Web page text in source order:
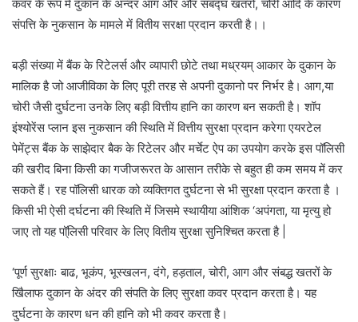
कवर के रूप मे दुकान के अन्दर आग और और संबद्घ खतरो, चोरी आदि के कारण
संपत्ति के नुकसान के मामले में वितीय सरक्षा प्रदान करती है।।
बड़ी संख्या में बैंक के रिटेलर्स और व्यापारी छोटे तथा मध्रयम् आकार के दुकान के
मालिक है जो आजीविका के लिए पूरी तरह से अपनी दुकानो पर निर्भर है। आग,या
चोरी जैसी दुर्घटना उनके लिए बड़ी वित्तीय हानि का कारण बन सकती है। शॉप
इंश्योरेंस प्लान इस नुकसान की स्थिति में वित्तीय सुरक्षा प्रदान करेगा एयरटेल
पेमेंट्स बैंक के साझेदार बैक के रिटेलर और मर्चेट ऐप का उपयोग करके इस पॉलिसी
की खरीद बिना किसी का गजीजरूरत के आसान तरीके से बहुत ही कम समय में कर
सकते हैं। रह पॉलिसी धारक को व्यक्तिगत दुर्घटना से भी सुरक्षा प्रदान करता है ।
किसी भी ऐसी दर्घटना की स्थिति में जिसमे स्थायीया आंशिक ‘अपंगता, या मृत्यु हो
जाए तो यह पॉ्लिसी परिवार के लिए वितीय सुरक्षा सुनिश्चित करता है |
‘पूर्ण सुरक्षाः बाढ, भूकंप, भूस्खलन, दंगे, हड़ताल, चोरी, आग और संबद्ध खतरों के
खिैलाफ दुकान के अंदर की संपति के लिए सुरक्षा कवर प्रदान करता है। यह
दुर्घटना के कारण धन की हानि को भी कवर करता है।